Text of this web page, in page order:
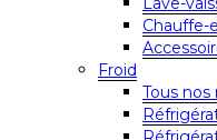
Chauffe-
Froid
Tous